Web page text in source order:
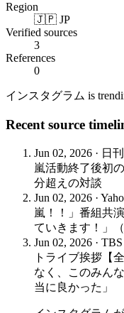
Region
🇯🇵 JP
Verified sources
3
References
0
インスタグラム is
Recent source
Jun 02, 2026 · 日
嵐活動終了後初
分超えの対談
Jun 02, 2026 ·
嵐！！」番組共
ていきます！」
Jun 02, 2026 ·
トライブ挨拶【
なく、このみん
当に良かった」